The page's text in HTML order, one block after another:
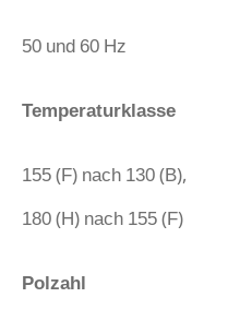
50 und 60 Hz
Temperaturklasse
155 (F) nach 130 (B),
180 (H) nach 155 (F)
Polzahl